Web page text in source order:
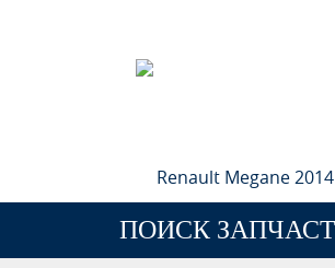
Renault Megane 2014
ПОИСК